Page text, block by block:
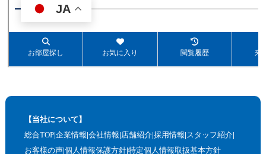
【当社について】
総合TOP 企業情報 会社情報 店舗紹介 採用情報 スタッフ紹介
お客様の声 個人情報保護方針 特定個人情報取扱基本方針